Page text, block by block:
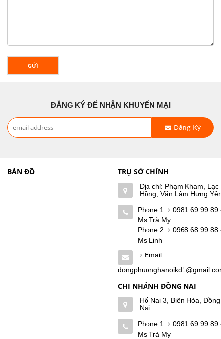
GỬI
ĐĂNG KÝ ĐỂ NHẬN KHUYẾN MẠI
Đăng Ký
BẢN ĐỒ TRỤ SỞ CHÍNH
Địa chỉ: Phạm Kham, Lạc
Hồng, Văn Lâm Hưng
Phone 1:
0981 69 99 89
Ms Trà My
Phone 2:
0968 68 99 88
Ms Linh
Email:
CHI NHÁNH ĐỒNG NAI
Hố Nai 3, Biên Hòa, Đồng
Nai
Phone 1:
0981 69 99 89
Ms Trà My